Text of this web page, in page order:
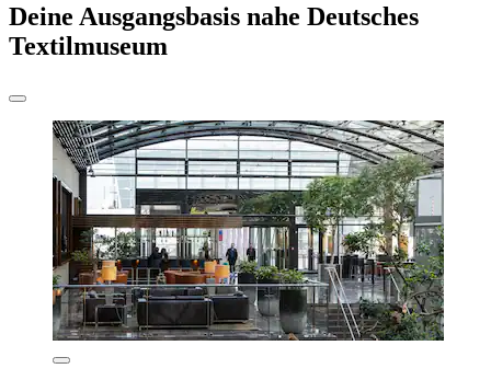
Deine Ausgangsbasis nahe Deutsches
Textilmuseum